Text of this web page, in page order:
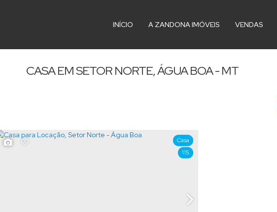
VENDAS
A ZANDONA IMÓVEIS
INÍCIO
CASA EM SETOR NORTE, ÁGUA BOA - MT
115
Casa